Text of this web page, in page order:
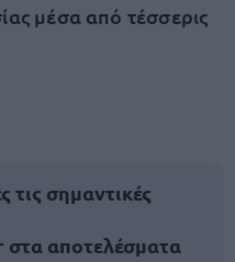
μέσα από τέσσερις
σημαντικές
αποτελέσματα